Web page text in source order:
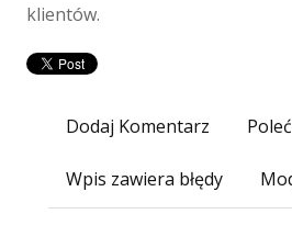
Inne
Imprezy
Hobby
klientów.
Dodaj Komentarz
Wpis zawiera błędy